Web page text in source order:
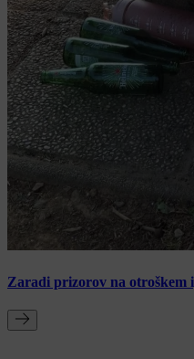
Zaradi prizorov na otroškem